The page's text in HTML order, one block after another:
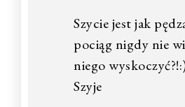
Szycie jest jak
pociąg nigdy nie
niego
Szyje